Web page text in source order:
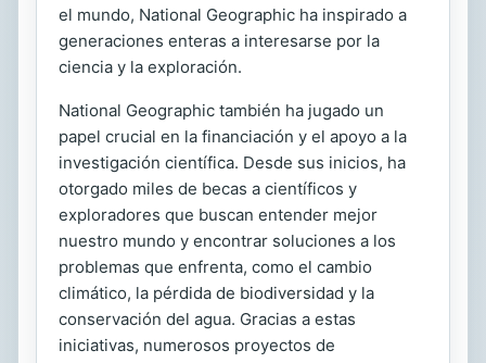
el mundo, National Geographic ha inspirado a
generaciones enteras a interesarse por la
ciencia y la exploración.
National Geographic también ha jugado un
papel crucial en la financiación y el apoyo a la
investigación científica. Desde sus inicios, ha
otorgado miles de becas a científicos y
exploradores que buscan entender mejor
nuestro mundo y encontrar soluciones a los
problemas que enfrenta, como el cambio
climático, la pérdida de biodiversidad y la
conservación del agua. Gracias a estas
iniciativas, numerosos proyectos de